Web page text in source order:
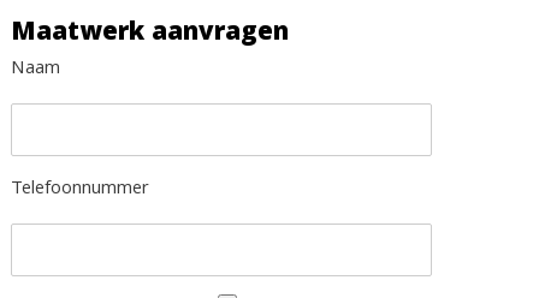
Maatwerk aanvragen
Naam
Telefoonnummer